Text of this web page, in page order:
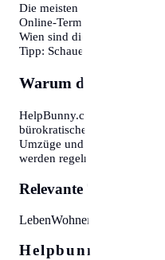
Die meisten Bürgerservice-
Online-Terminvereinbarung
Wien sind diese oft Wochen
Tipp: Schauen Sie morgens
Warum diese
HelpBunny.com hat es sich
bürokratische Hürden
Umzüge und
werden regelmäßig
Relevante Themen:
LebenWohnen
Helpbunny.com